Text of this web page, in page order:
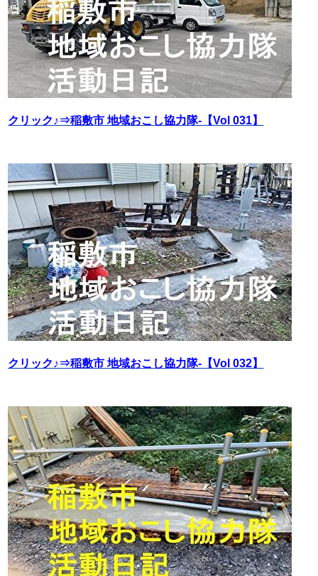
クリック♪⇒稲敷市 地域おこし協力隊‐【Vol 031】
クリック♪⇒稲敷市 地域おこし協力隊‐【Vol 032】